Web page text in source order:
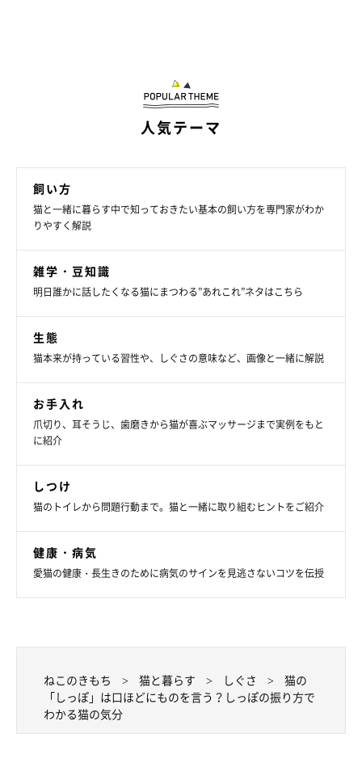
人気テーマ
飼い方
猫と一緒に暮らす中で知っておきたい基本の飼い方を専門家がわか
りやすく解説
雑学・豆知識
明日誰かに話したくなる猫にまつわる”あれこれ”ネタはこちら
生態
猫本来が持っている習性や、しぐさの意味など、画像と一緒に解説
お手入れ
爪切り、耳そうじ、歯磨きから猫が喜ぶマッサージまで実例をもと
に紹介
しつけ
猫のトイレから問題行動まで。猫と一緒に取り組むヒントをご紹介
健康・病気
愛猫の健康・長生きのために病気のサインを見逃さないコツを伝授
ねこのきもち 猫と暮らす しぐさ
猫の
「しっぽ」は口ほどにものを言う？しっぽの振り方で
わかる猫の気分